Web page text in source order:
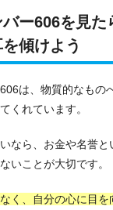
ー606を見た
傾けよう
は、物質的なもの
くれています。
なら、お金や名誉と
いことが大切です。
く、自分の心に目を